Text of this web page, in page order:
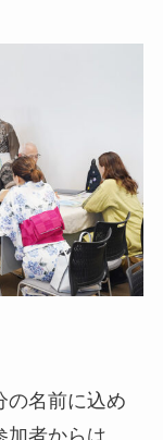
の名前に込め